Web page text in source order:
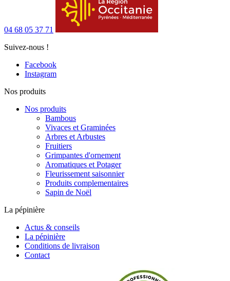
04 68 05 37 71
Suivez-nous !
Facebook
Instagram
Nos produits
Nos produits
Bambous
Vivaces et Graminées
Arbres et Arbustes
Fruitiers
Grimpantes d'ornement
Aromatiques et Potager
Fleurissement saisonnier
Produits complementaires
Sapin de Noël
La pépinière
Actus & conseils
La pépinière
Conditions de livraison
Contact